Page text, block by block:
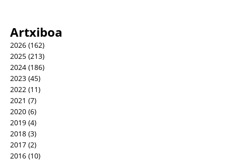
Artxiboa
2026 (162)
2025 (213)
2024 (186)
2023 (45)
2022 (11)
2021 (7)
2020 (6)
2019 (4)
2018 (3)
2017 (2)
2016 (10)